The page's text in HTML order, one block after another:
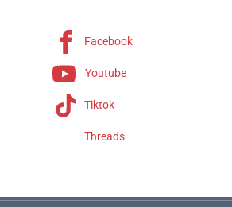
Facebook
Youtube
Tiktok
Threads